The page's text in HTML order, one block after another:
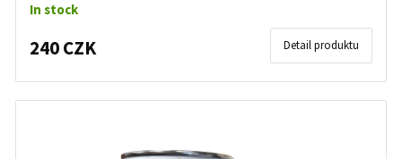
In stock
240 CZK Detail produktu